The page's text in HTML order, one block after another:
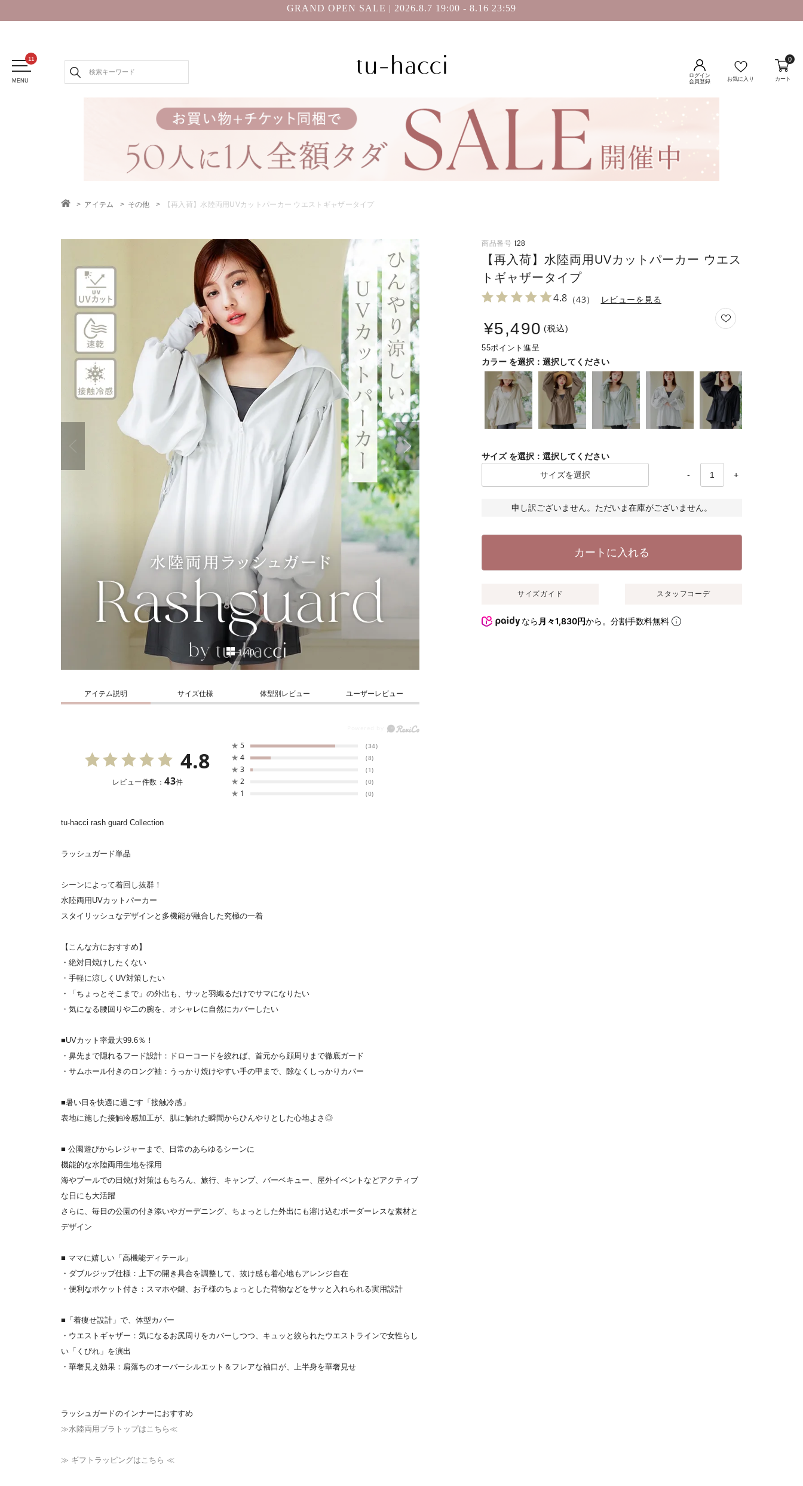
GRAND OPEN SALE | 2026.8.7 19:00 - 8.16 23:59
MENU
ログイン
会員登録
お気に入り カート
0
アイテム その他 【再入荷】水陸両用UVカットパーカー ウエストギャザータイプ
1/40
商品番号 t28
【再入荷】水陸両用UVカットパーカー ウエス
トギャザータイプ
4.8 （43） レビューを見る
¥5,490 税込
55
カラー 選択してください
サイズ
選択してください
-
+
申し訳ございません。ただいま在庫がございません。
カートに入れる
サイズガイド スタッフコーデ
なら 月々1,830円から。分割手数料無料
アイテム説明 サイズ仕様 体型別レビュー ユーザーレビュー
4.8
レビュー件数： 43件
★ 5 (34)
★ 4 (8)
★ 3 (1)
★ 2 (0)
★ 1 (0)
tu-hacci rash guard Collection
ラッシュガード単品
シーンによって着回し抜群！
水陸両用UVカットパーカー
スタイリッシュなデザインと多機能が融合した究極の一着
【こんな方におすすめ】
・絶対日焼けしたくない
・手軽に涼しくUV対策したい
・「ちょっとそこまで」の外出も、サッと羽織るだけでサマになりたい
・気になる腰回りや二の腕を、オシャレに自然にカバーしたい
■UVカット率最大99.6％！
・鼻先まで隠れるフード設計：ドローコードを絞れば、首元から顔周りまで徹底ガード
・サムホール付きのロング袖：うっかり焼けやすい手の甲まで、隙なくしっかりカバー
■暑い日を快適に過ごす「接触冷感」
表地に施した接触冷感加工が、肌に触れた瞬間からひんやりとした心地よさ◎
■ 公園遊びからレジャーまで、日常のあらゆるシーンに
機能的な水陸両用生地を採用
海やプールでの日焼け対策はもちろん、旅行、キャンプ、バーベキュー、屋外イベントなどアクティブ
な日にも大活躍
さらに、毎日の公園の付き添いやガーデニング、ちょっとした外出にも溶け込むボーダーレスな素材と
デザイン
■ ママに嬉しい「高機能ディテール」
・ダブルジップ仕様：上下の開き具合を調整して、抜け感も着心地もアレンジ自在
・便利なポケット付き：スマホや鍵、お子様のちょっとした荷物などをサッと入れられる実用設計
■「着痩せ設計」で、体型カバー
・ウエストギャザー：気になるお尻周りをカバーしつつ、キュッと絞られたウエストラインで女性らし
い「くびれ」を演出
・華奢見え効果：肩落ちのオーバーシルエット＆フレアな袖口が、上半身を華奢見せ
ラッシュガードのインナーにおすすめ
≫水陸両用ブラトップはこちら≪
≫ ギフトラッピングはこちら ≪